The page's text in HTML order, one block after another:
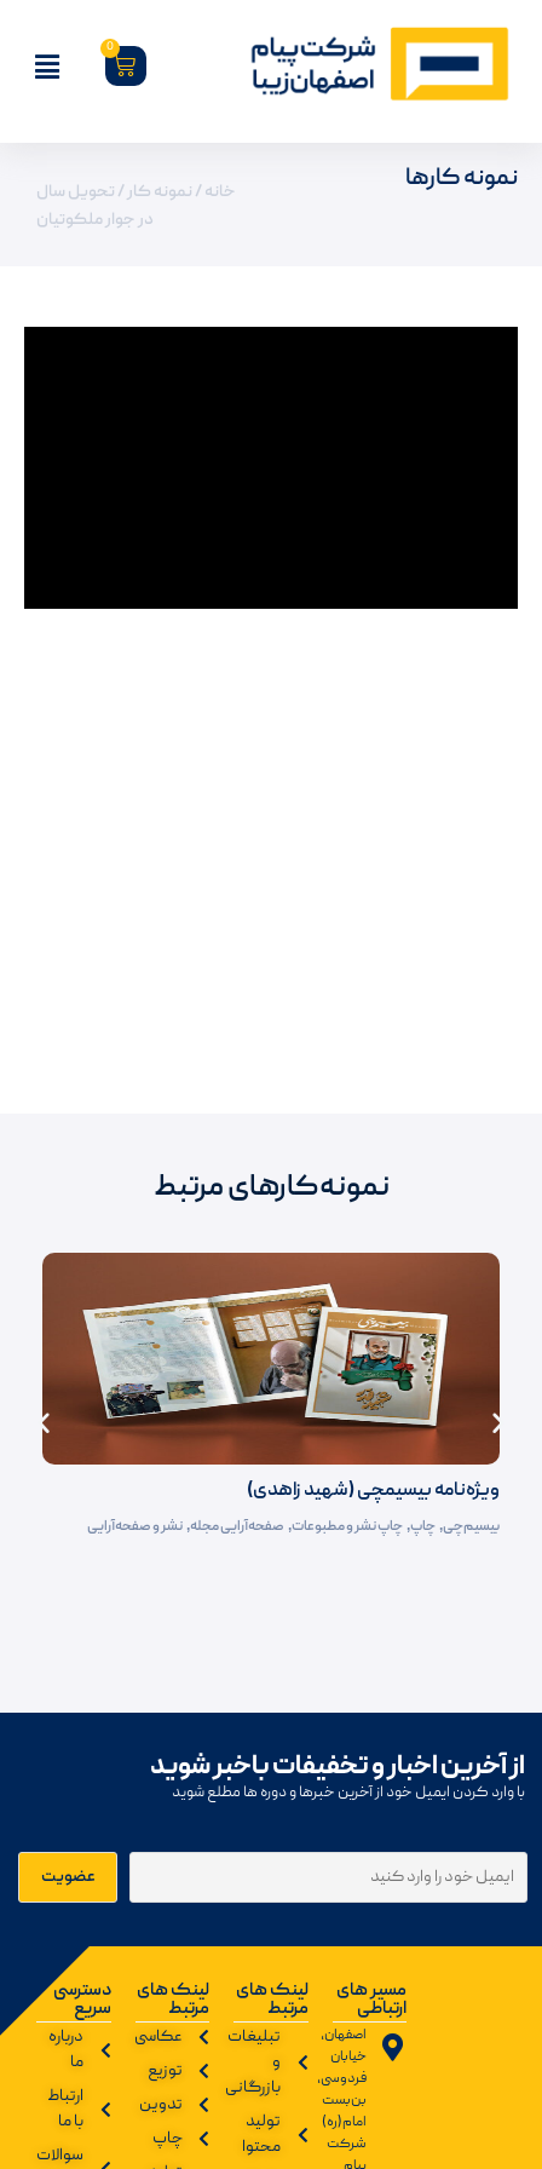
0
نمونه کارها خانه / نمونه کار/ تحویل سال
در جوار ملکوتیان
نمونه‌کارهای مرتبط
ویژه‌نامه بیسیمچی (شهید زاهدی)
بیسیم‌چی, چاپ, چاپ نشر و مطبوعات, صفحه‌آرایی مجله, نشر و صفحه‌آرایی
از آخرین اخبار و تخفیفات باخبر شوید
با وارد کردن ایمیل خود از آخرین خبرها و دوره ها مطلع شوید
مسیر های
ارتباطی
اصفهان،
خیابان
فردوسی،
بن‌بست
امام(ره)
شرکت
لینک های
مرتبط
تبلیغات
و
بازرگانی
تولید
محتوا
لینک های
مرتبط
عکاسی
توزیع
تدوین
چاپ
دسترسی
سریع
درباره
ما
ارتباط
با ما
سوالات